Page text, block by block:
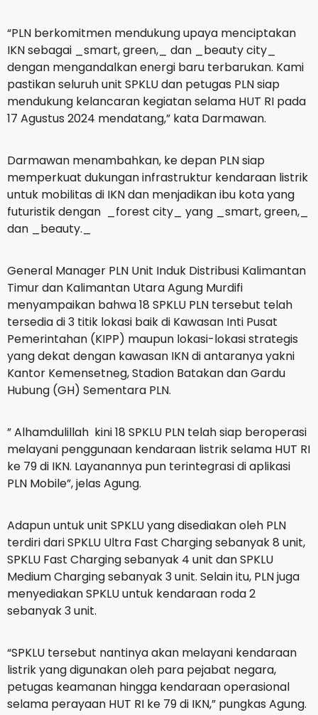
“PLN berkomitmen mendukung upaya menciptakan
IKN sebagai _smart, green,_ dan _beauty city_
dengan mengandalkan energi baru terbarukan. Kami
pastikan seluruh unit SPKLU dan petugas PLN siap
mendukung kelancaran kegiatan selama HUT RI pada
17 Agustus 2024 mendatang,” kata Darmawan.
Darmawan menambahkan, ke depan PLN siap
memperkuat dukungan infrastruktur kendaraan listrik
untuk mobilitas di IKN dan menjadikan ibu kota yang
futuristik dengan _forest city_ yang _smart, green,_
dan _beauty._
General Manager PLN Unit Induk Distribusi Kalimantan
Timur dan Kalimantan Utara Agung Murdifi
menyampaikan bahwa 18 SPKLU PLN tersebut telah
tersedia di 3 titik lokasi baik di Kawasan Inti Pusat
Pemerintahan (KIPP) maupun lokasi-lokasi strategis
yang dekat dengan kawasan IKN di antaranya yakni
Kantor Kemensetneg, Stadion Batakan dan Gardu
Hubung (GH) Sementara PLN.
” Alhamdulillah kini 18 SPKLU PLN telah siap beroperasi
melayani penggunaan kendaraan listrik selama HUT RI
ke 79 di IKN. Layanannya pun terintegrasi di aplikasi
PLN Mobile”, jelas Agung.
Adapun untuk unit SPKLU yang disediakan oleh PLN
terdiri dari SPKLU Ultra Fast Charging sebanyak 8 unit,
SPKLU Fast Charging sebanyak 4 unit dan SPKLU
Medium Charging sebanyak 3 unit. Selain itu, PLN juga
menyediakan SPKLU untuk kendaraan roda 2
sebanyak 3 unit.
“SPKLU tersebut nantinya akan melayani kendaraan
listrik yang digunakan oleh para pejabat negara,
petugas keamanan hingga kendaraan operasional
selama perayaan HUT RI ke 79 di IKN,” pungkas Agung.